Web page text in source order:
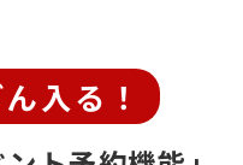
入る！